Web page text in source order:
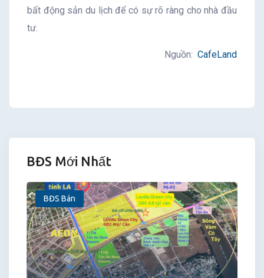
bất động sản du lịch để có sự rõ ràng cho nhà đầu
tư.
Nguồn: CafeLand
BĐS Mới Nhất
BĐS Bán